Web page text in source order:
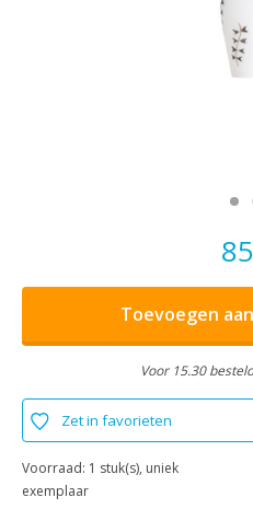
Toevoegen
Voor 15.30
Zet in favorieten
Voorraad: 1 stuk(s), uniek
exemplaar